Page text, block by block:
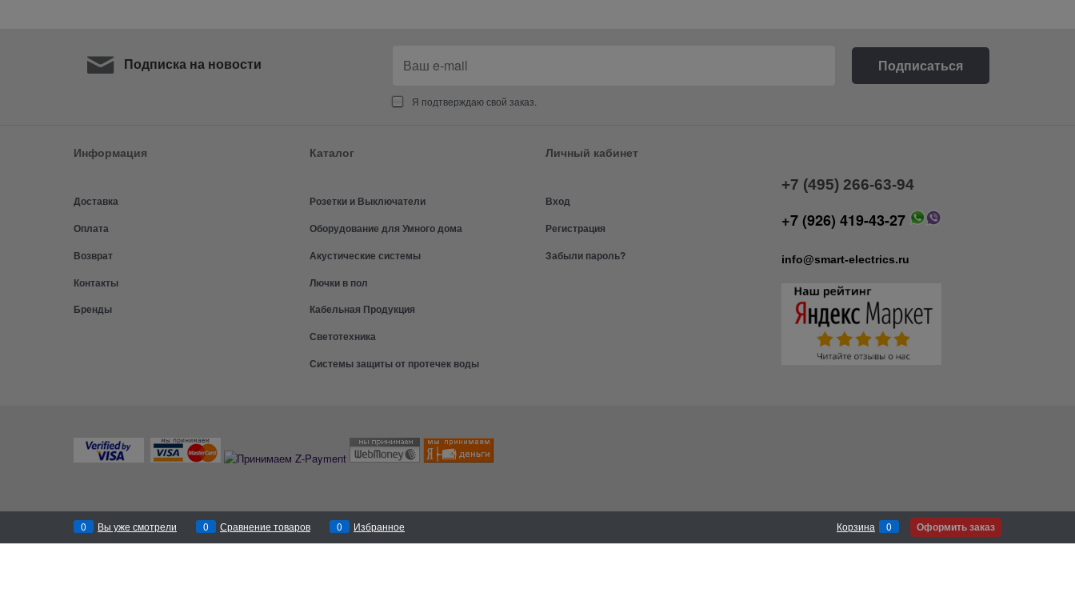
Подписка на новости
Я подтверждаю свой заказ.
Информация
Доставка
Оплата
Возврат
Контакты
Бренды
Каталог
Розетки и Выключатели
Оборудование для Умного дома
Акустические системы
Лючки в пол
Кабельная Продукция
Светотехника
Системы защиты от протечек воды
Личный кабинет
Вход
Регистрация
Забыли пароль?
+7 (495) 266-63-94
+7 (926) 419-43-27
info@smart-electrics.ru
0 Вы уже смотрели 0 Сравнение товаров 0 Избранное Корзина 0 Оформить заказ